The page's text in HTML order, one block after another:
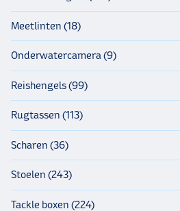
karper is te verleiden met een vlieg of
ondiepe water dat wij veel kennen in
gemaakt voor het vissen met de
Meetlinten (18)
Onderwatercamera (9)
Reishengels (99)
Rugtassen (113)
Scharen (36)
Stoelen (243)
Tackle boxen (224)